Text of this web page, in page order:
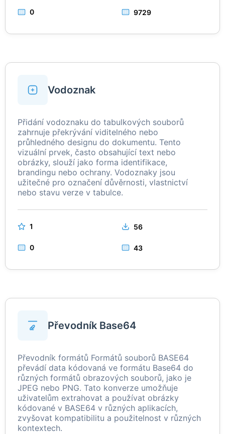
0 9729
Vodoznak
Přidání vodoznaku do tabulkových souborů
zahrnuje překrývání viditelného nebo
průhledného designu do dokumentu. Tento
vizuální prvek, často obsahující text nebo
obrázky, slouží jako forma identifikace,
brandingu nebo ochrany. Vodoznaky jsou
užitečné pro označení důvěrnosti, vlastnictví
nebo stavu verze v tabulce.
1
0
56
43
Převodník Base64
Převodník formátů Formátů souborů BASE64
převádí data kódovaná ve formátu Base64 do
různých formátů obrazových souborů, jako je
JPEG nebo PNG. Tato konverze umožňuje
uživatelům extrahovat a používat obrázky
kódované v BASE64 v různých aplikacích,
zvyšovat kompatibilitu a použitelnost v různých
kontextech.